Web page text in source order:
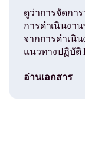
ดูว่าการจัดกา
การดำเนินงา
จากการดำเนิ
แนวทางปฏิบัติ
อ่านเอกสาร